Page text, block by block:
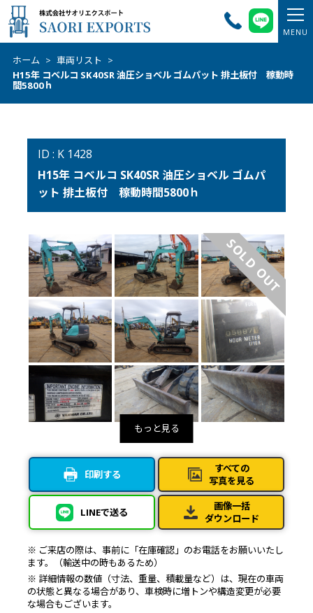
ホーム > 車両リスト >
H15年 コベルコ SK40SR 油圧ショベル ゴムパット 排土板付 稼動時
間5800ｈ
ID : K 1428
H15年 コベルコ SK40SR 油圧ショベル ゴムパ
ット 排土板付 稼動時間5800ｈ
SOLD OUT
印刷する
LINEで送る
すべての
写真を見る
画像一括
ダウンロード
※ ご来店の際は、事前に「在庫確認」のお電話をお願いいたし
ます。（輸送中の時もあるため）
※ 詳細情報の数値（寸法、重量、積載量など）は、現在の車両
の状態と異なる場合があり、車検時に増トンや構造変更が必要
な場合もございます。